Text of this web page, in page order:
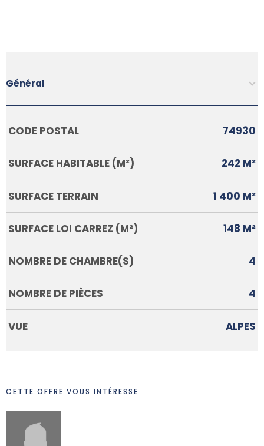
Général
Caractérisque Valeurs
CODE POSTAL 74930
SURFACE HABITABLE (M²) 242 M²
SURFACE TERRAIN 1 400 M²
SURFACE LOI CARREZ (M²) 148 M²
NOMBRE DE CHAMBRE(S) 4
NOMBRE DE PIÈCES 4
VUE ALPES
CETTE OFFRE VOUS INTÉRESSE